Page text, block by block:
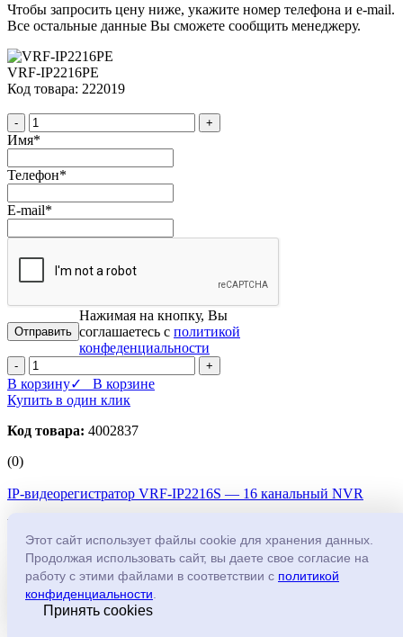
Чтобы запросить цену ниже, укажите номер телефона и e-mail.
Все остальные данные Вы сможете сообщить менеджеру.
VRF-IP2216PE
Код товара: 222019
- +
Имя*
Телефон*
E-mail*
Нажимая на кнопку, Вы
соглашаетесь с политикой
конфеденциальности
- +
В корзину✓ В корзине
Купить в один клик
Код товара: 4002837
(0)
IP-видеорегистратор VRF-IP2216S — 16 канальный NVR
Производитель:
VRF-IP2216S - Сетевой регистратор без PoE коммутатора,
подключение 16 х IP-камер; макс. 8Mpix;
H.264/H.264+/H.265/H.265+; запись 25к/с; воспроизведение:
4K:60fps; 4MP:120fps; 2MP:240fps; HDD SATA 2 порта
(поставляется без дисков, поддержка до 10Тб); Linux;
Этот сайт использует файлы cookie для хранения данных.
Продолжая использовать сайт, вы даете свое согласие на
работу с этими файлами в соответствии с политикой
конфиденциальности
Принять cookies